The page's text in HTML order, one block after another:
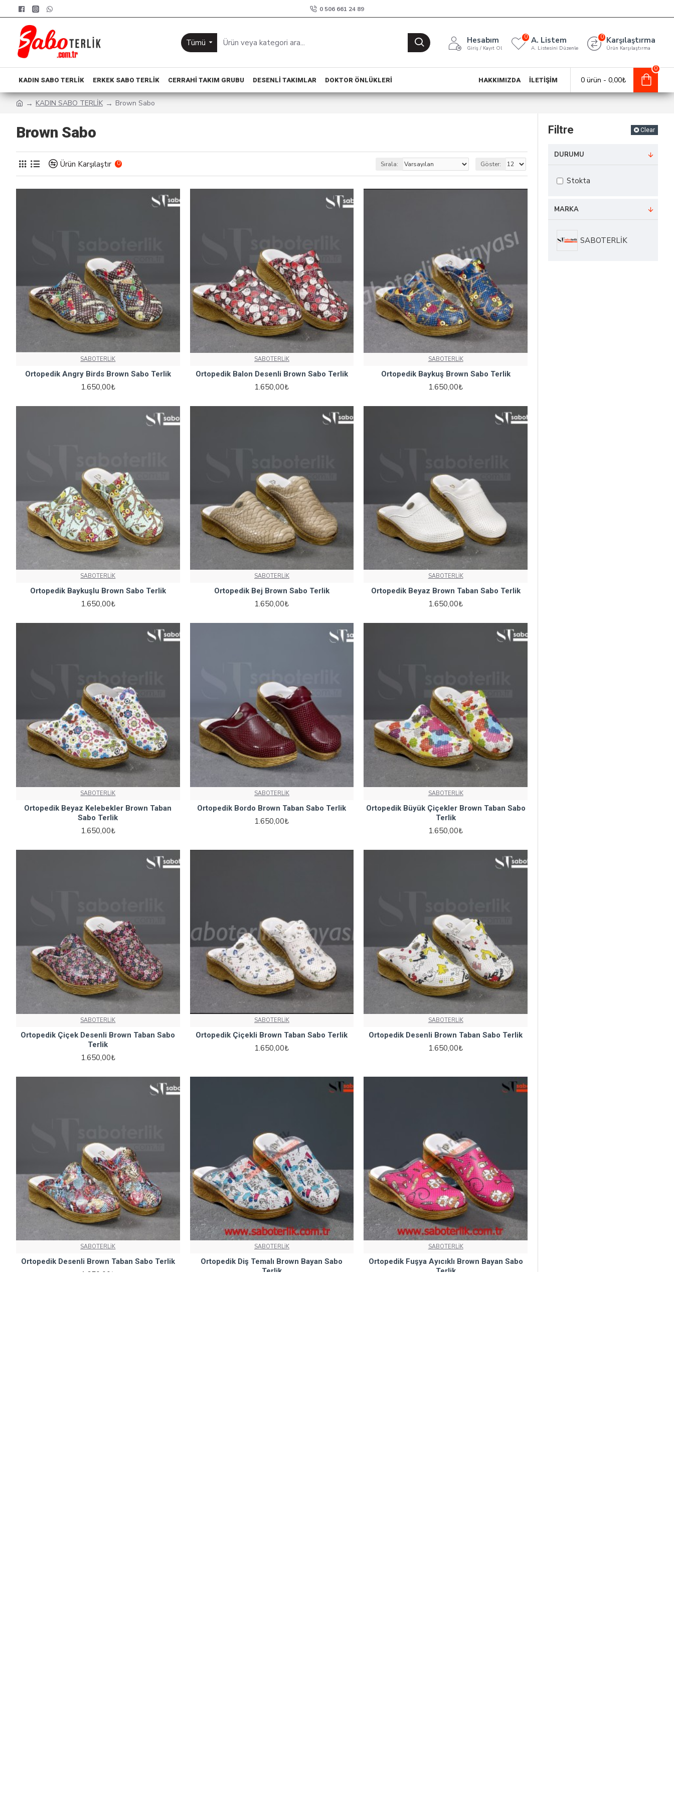
0 506 661 24 89
Tümü Hesabım
Giriş / Kayıt Ol
A. Listem
A. Listesini Düzenle
0 Karşılaştırma
Ürün Karşılaştırma
0
KADIN SABO TERLIK ERKEK SABO TERLIK CERRAHI TAKIM GRUBU DESENLI TAKIMLAR DOKTOR ÖNLÜKLERI HAKKIMIZDA İLETIŞIM 0 ürün - 0,00₺
0
KADIN SABO TERLİK Brown Sabo
Brown Sabo
Ürün Karşılaştır 0 Sırala: Göster:
SABOTERLİK
Ortopedik Angry Birds Brown Sabo Terlik
1.650,00₺
SABOTERLİK
Ortopedik Balon Desenli Brown Sabo Terlik
1.650,00₺
SABOTERLİK
Ortopedik Baykuş Brown Sabo Terlik
1.650,00₺
SABOTERLİK
Ortopedik Baykuşlu Brown Sabo Terlik
1.650,00₺
SABOTERLİK
Ortopedik Bej Brown Sabo Terlik
1.650,00₺
SABOTERLİK
Ortopedik Beyaz Brown Taban Sabo Terlik
1.650,00₺
SABOTERLİK
Ortopedik Beyaz Kelebekler Brown Taban
Sabo Terlik
1.650,00₺
SABOTERLİK
Ortopedik Bordo Brown Taban Sabo Terlik
1.650,00₺
SABOTERLİK
Ortopedik Büyük Çiçekler Brown Taban Sabo
Terlik
1.650,00₺
SABOTERLİK
Ortopedik Çiçek Desenli Brown Taban Sabo
Terlik
1.650,00₺
SABOTERLİK
Ortopedik Çiçekli Brown Taban Sabo Terlik
1.650,00₺
SABOTERLİK
Ortopedik Desenli Brown Taban Sabo Terlik
1.650,00₺
SABOTERLİK
Ortopedik Desenli Brown Taban Sabo Terlik
1.650,00₺
SABOTERLİK
Ortopedik Diş Temalı Brown Bayan Sabo
Terlik
SABOTERLİK
Ortopedik Fuşya Ayıcıklı Brown Bayan Sabo
Terlik
Filtre Clear
MARKA
SABOTERLİK
DURUMU
Stokta